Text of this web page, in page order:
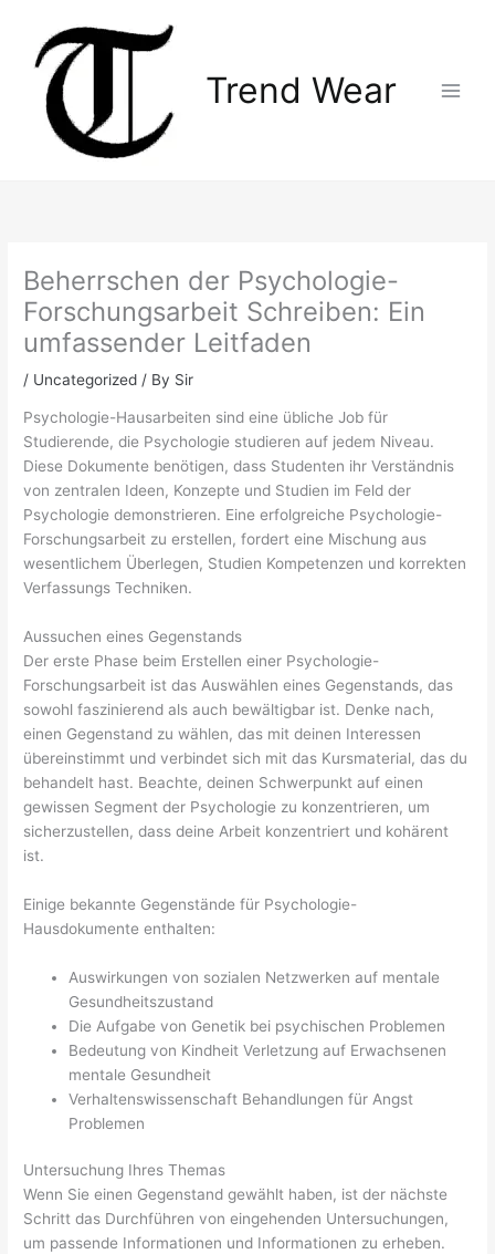
content
Trend Wear
Beherrschen der Psychologie-
Forschungsarbeit Schreiben: Ein
umfassender Leitfaden
/ Uncategorized / By Sir
Psychologie-Hausarbeiten sind eine übliche Job für
Studierende, die Psychologie studieren auf jedem Niveau.
Diese Dokumente benötigen, dass Studenten ihr Verständnis
von zentralen Ideen, Konzepte und Studien im Feld der
Psychologie demonstrieren. Eine erfolgreiche Psychologie-
Forschungsarbeit zu erstellen, fordert eine Mischung aus
wesentlichem Überlegen, Studien Kompetenzen und korrekten
Verfassungs Techniken.
Aussuchen eines Gegenstands
Der erste Phase beim Erstellen einer Psychologie-
Forschungsarbeit ist das Auswählen eines Gegenstands, das
sowohl faszinierend als auch bewältigbar ist. Denke nach,
einen Gegenstand zu wählen, das mit deinen Interessen
übereinstimmt und verbindet sich mit das Kursmaterial, das du
behandelt hast. Beachte, deinen Schwerpunkt auf einen
gewissen Segment der Psychologie zu konzentrieren, um
sicherzustellen, dass deine Arbeit konzentriert und kohärent
ist.
Einige bekannte Gegenstände für Psychologie-
Hausdokumente enthalten:
Auswirkungen von sozialen Netzwerken auf mentale
Gesundheitszustand
Die Aufgabe von Genetik bei psychischen Problemen
Bedeutung von Kindheit Verletzung auf Erwachsenen
mentale Gesundheit
Verhaltenswissenschaft Behandlungen für Angst
Problemen
Untersuchung Ihres Themas
Wenn Sie einen Gegenstand gewählt haben, ist der nächste
Schritt das Durchführen von eingehenden Untersuchungen,
um passende Informationen und Informationen zu erheben.